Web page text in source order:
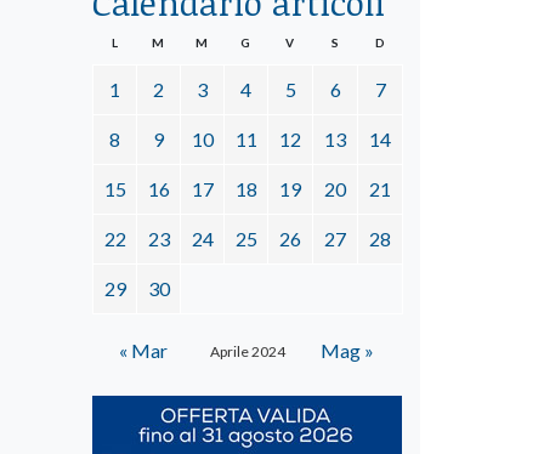
Aprile 2024
L M M G V S D
1 2 3 4 5 6 7
8 9 10 11 12 13 14
15 16 17 18 19 20 21
22 23 24 25 26 27 28
29 30
« Mar Mag »